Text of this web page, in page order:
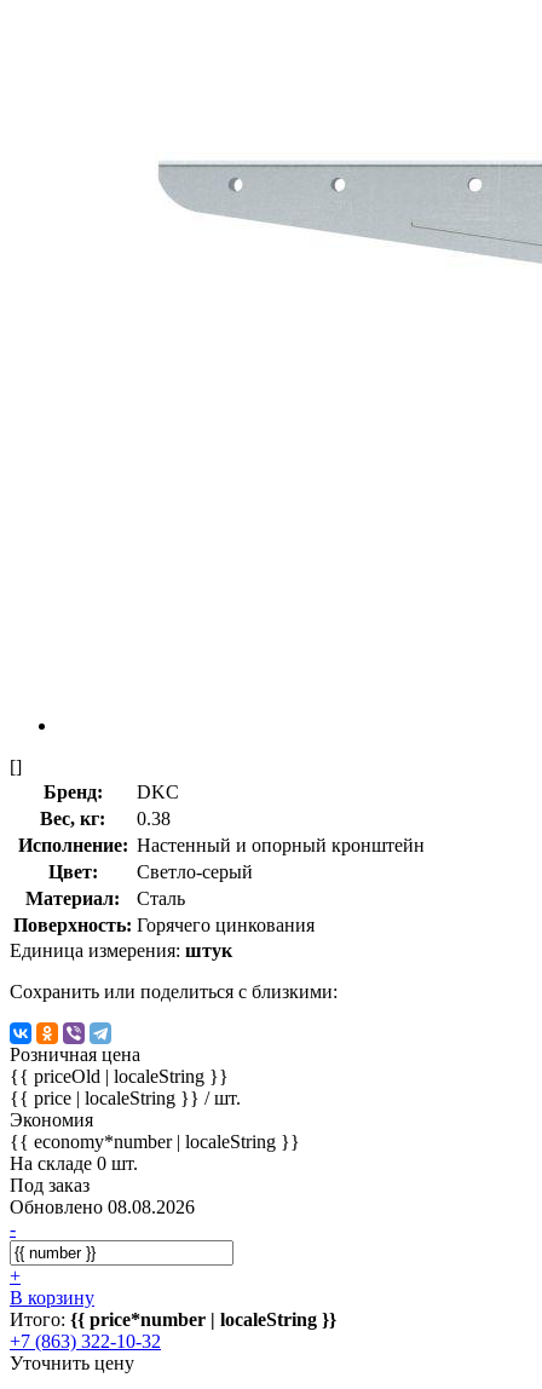
[]
Бренд:
DKC
Вес, кг:
0.38
Исполнение: Настенный и опорный кронштейн
Цвет:
Светло-серый
Материал:
Сталь
Поверхность: Горячего цинкования
Единица измерения: штук
Сохранить или поделиться с близкими:
Розничная цена
{{ priceOld | localeString }}
{{ price | localeString }} / шт.
Экономия
{{ economy*number | localeString }}
На складе 0 шт.
Под заказ
Обновлено 08.08.2026
-
+
В корзину
Итого: {{ price*number | localeString }}
+7 (863) 322-10-32
Уточнить цену